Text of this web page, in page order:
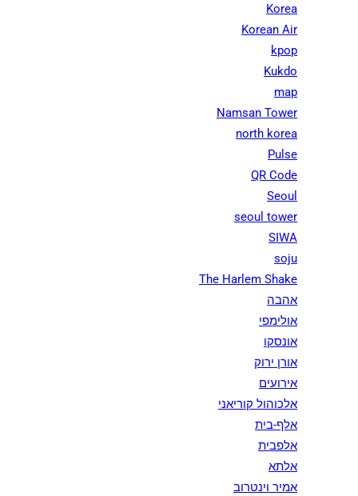
Korea
Korean Air
kpop
Kukdo
map
Namsan Tower
north korea
Pulse
QR Code
Seoul
seoul tower
SIWA
soju
The Harlem Shake
אהבה
אולימפי
אונסקו
אורן ירוק
אירועים
אלכוהול קוריאני
אלף-בית
אלפבית
אלתא
אמיר וינטרוב